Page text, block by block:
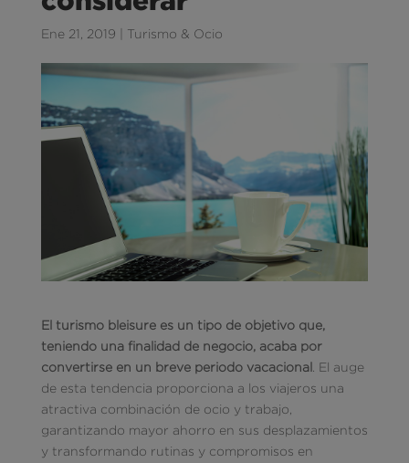
Ene 21, 2019 Turismo & Ocio
El turismo bleisure es un tipo de objetivo que,
teniendo una finalidad de negocio, acaba por
convertirse en un breve periodo vacacional
. El auge
de esta tendencia proporciona a los viajeros una
atractiva combinación de ocio y trabajo,
garantizando mayor ahorro en sus desplazamientos
y transformando rutinas y compromisos en